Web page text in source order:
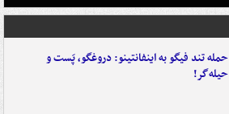
حمله تند فیگو به اینفانتینو: دروغگو، پَست‌ و
حیله‌گر!